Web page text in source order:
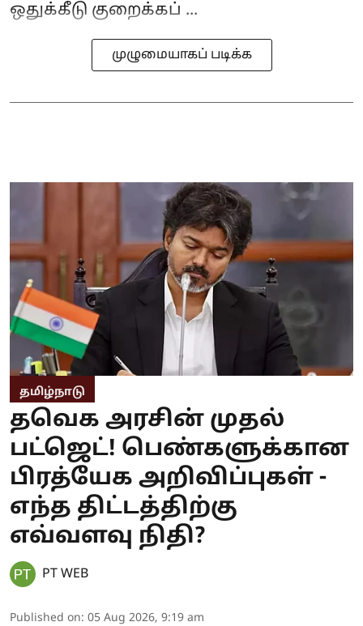
ஒதுக்கீடு குறைக்கப் ...
முழுமையாகப் படிக்க
தமிழ்நாடு
தவெக அரசின் முதல்
பட்ஜெட்! பெண்களுக்கான
பிரத்யேக அறிவிப்புகள் -
எந்த திட்டத்திற்கு
எவ்வளவு நிதி?
PT WEB
Published on: 05 Aug 2026, 9:19 am